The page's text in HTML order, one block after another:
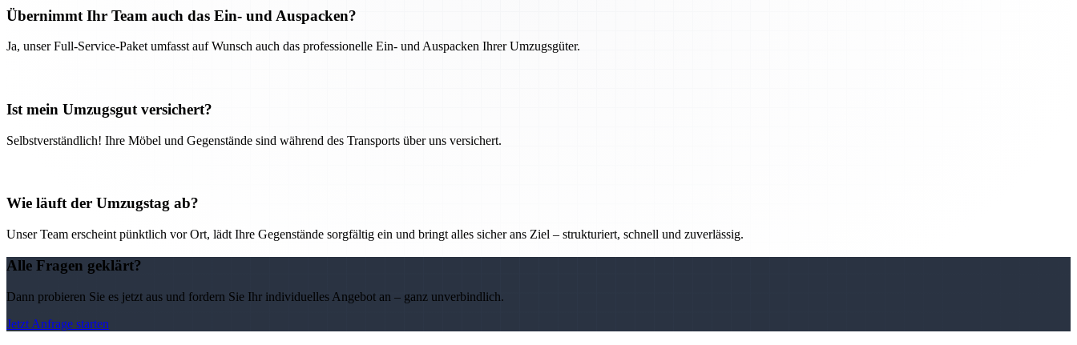
Übernimmt Ihr Team auch das Ein- und Auspacken?
Ja, unser Full-Service-Paket umfasst auf Wunsch auch das professionelle Ein- und Auspacken Ihrer Umzugsgüter.
Ist mein Umzugsgut versichert?
Selbstverständlich! Ihre Möbel und Gegenstände sind während des Transports über uns versichert.
Wie läuft der Umzugstag ab?
Unser Team erscheint pünktlich vor Ort, lädt Ihre Gegenstände sorgfältig ein und bringt alles sicher ans Ziel – strukturiert, schnell und zuverlässig.
Alle Fragen geklärt?
Dann probieren Sie es jetzt aus und fordern Sie Ihr individuelles Angebot an – ganz unverbindlich.
Jetzt Anfrage starten